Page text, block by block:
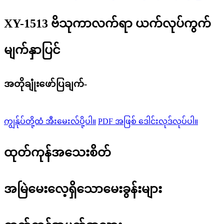
XY-1513 ဗိသုကာလက်ရာ ယက်လုပ်ကွက်
မျက်နှာပြင်
အတိုချုံးဖော်ပြချက်-
ကျွန်ုပ်တို့ထံ အီးမေးလ်ပို့ပါ။ PDF အဖြစ် ဒေါင်းလုဒ်လုပ်ပါ။
ထုတ်ကုန်အသေးစိတ်
အမြဲမေးလေ့ရှိသောမေးခွန်းများ